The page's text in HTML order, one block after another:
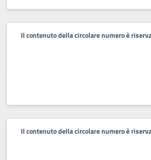
Il contenuto della circolare numero è
Il contenuto della circolare numero è